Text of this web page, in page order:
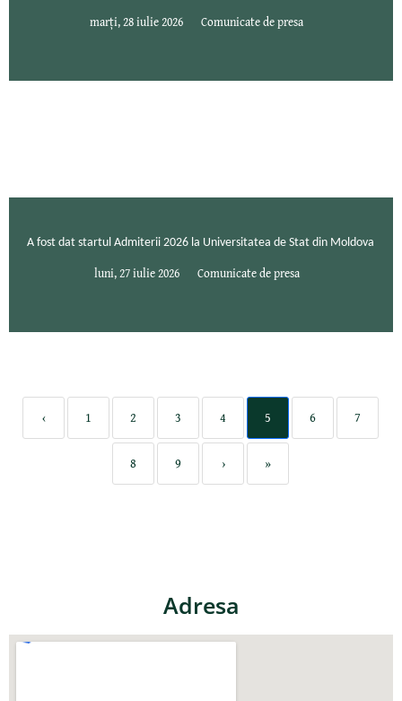
marți, 28 iulie 2026 Comunicate de presa
A fost dat startul Admiterii 2026 la Universitatea de Stat din Moldova
luni, 27 iulie 2026 Comunicate de presa
‹ 1 2 3 4 5 6 7
8 9 › »
Adresa